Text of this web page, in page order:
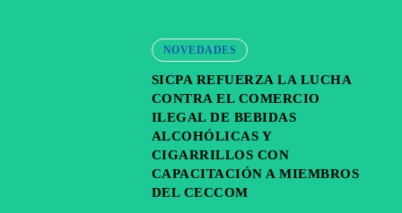
NOVEDADES
SICPA REFUERZA LA LUCHA
CONTRA EL COMERCIO
ILEGAL DE BEBIDAS
ALCOHÓLICAS Y
CIGARRILLOS CON
CAPACITACIÓN A MIEMBROS
DEL CECCOM